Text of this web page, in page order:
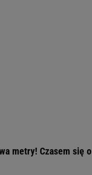
metry! Czasem się o